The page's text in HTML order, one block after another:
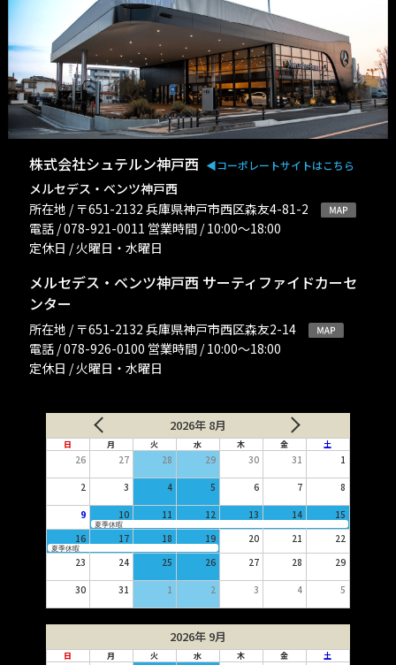
株式会社シュテルン神戸西 ◀︎コーポレートサイトはこちら
メルセデス・ベンツ神戸西
所在地 / 〒651-2132 兵庫県神戸市西区森友4-81-2
電話 / 078-921-0011 営業時間 / 10:00〜18:00
定休日 / 火曜日・水曜日
メルセデス・ベンツ神戸西 サーティファイドカーセ
ンター
所在地 / 〒651-2132 兵庫県神戸市西区森友2-14
電話 / 078-926-0100 営業時間 / 10:00〜18:00
定休日 / 火曜日・水曜日
2026年 8月
日 月 火 水 木 金 土
26 27 28 29 30 31 1
2 3 4 5 6 7 8
9 10 11 12 13 14 15
夏季休暇
16 17 18 19 20 21 22
夏季休暇
23 24 25 26 27 28 29
30 31 1 2 3 4 5
2026年 9月
日 月 火 水 木 金 土